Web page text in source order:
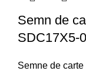
Semn de
SDC17X5-
Semne de